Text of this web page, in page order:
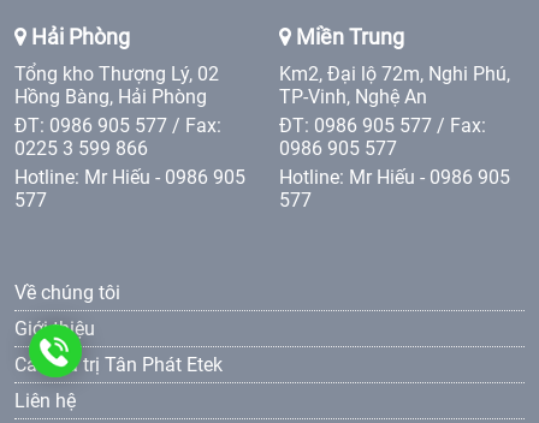
Hải Phòng
Tổng kho Thượng Lý, 02
Hồng Bàng, Hải Phòng
ĐT: 0986 905 577 / Fax:
0225 3 599 866
Hotline: Mr Hiếu - 0986 905
577
Miền Trung
Km2, Đại lộ 72m, Nghi Phú,
TP-Vinh, Nghệ An
ĐT: 0986 905 577 / Fax:
0986 905 577
Hotline: Mr Hiếu - 0986 905
577
Về chúng tôi
Giới thiệu
Các giá trị Tân Phát Etek
Liên hệ
0986